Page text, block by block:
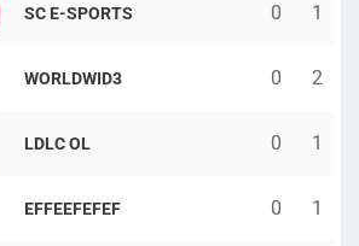
SC E-SPORTS 0 1
WORLDWID3 0 2
LDLC OL 0 1
EFFEEFEFEF 0 1